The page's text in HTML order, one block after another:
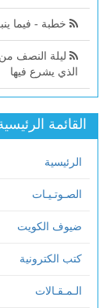
خطبة - فيما
ليلة النصف
الذي يشرع فيها
القائمة
الرئيسية
الصـوتـيـات
ضيوف الكويت
كتب الكترونية
الـمـقـالات